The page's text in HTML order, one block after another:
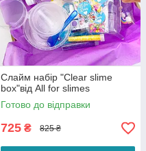
Слайм набір "Clear slime
box"від All for slimes
Готово до відправки
725 ₴ 825 ₴